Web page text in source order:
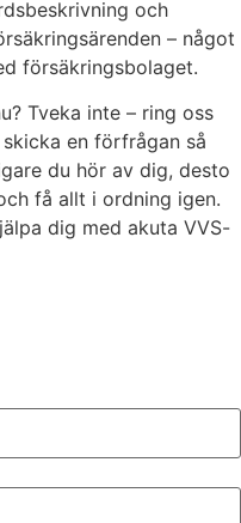
och
– något
försäkringsbolaget.
Tveka inte – ring oss
en förfrågan så
du hör av dig, desto
få allt i ordning igen.
dig med akuta VVS-